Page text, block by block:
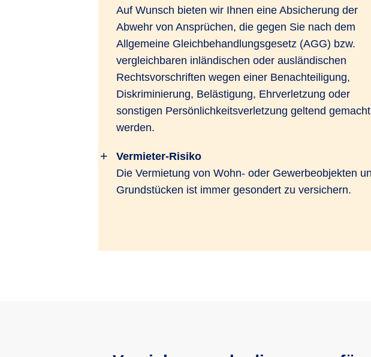
Auf Wunsch bieten wir Ihnen eine Absicherung der
Abwehr von Ansprüchen, die gegen Sie nach dem
Allgemeine Gleichbehandlungsgesetz (AGG) bzw.
vergleichbaren inländischen oder ausländischen
Rechtsvorschriften wegen einer Benachteiligung,
Diskriminierung, Belästigung, Ehrverletzung oder
sonstigen Persönlichkeitsverletzung geltend gemacht
werden.
Vermieter-Risiko
Die Vermietung von Wohn- oder Gewerbeobjekten
Grundstücken ist immer gesondert zu versichern.